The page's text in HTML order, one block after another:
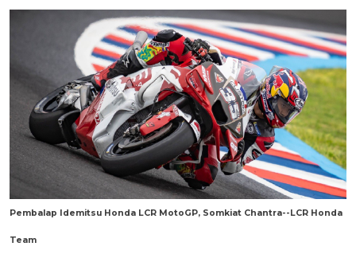
Pembalap Idemitsu Honda LCR MotoGP, Somkiat Chantra--LCR Honda
Team